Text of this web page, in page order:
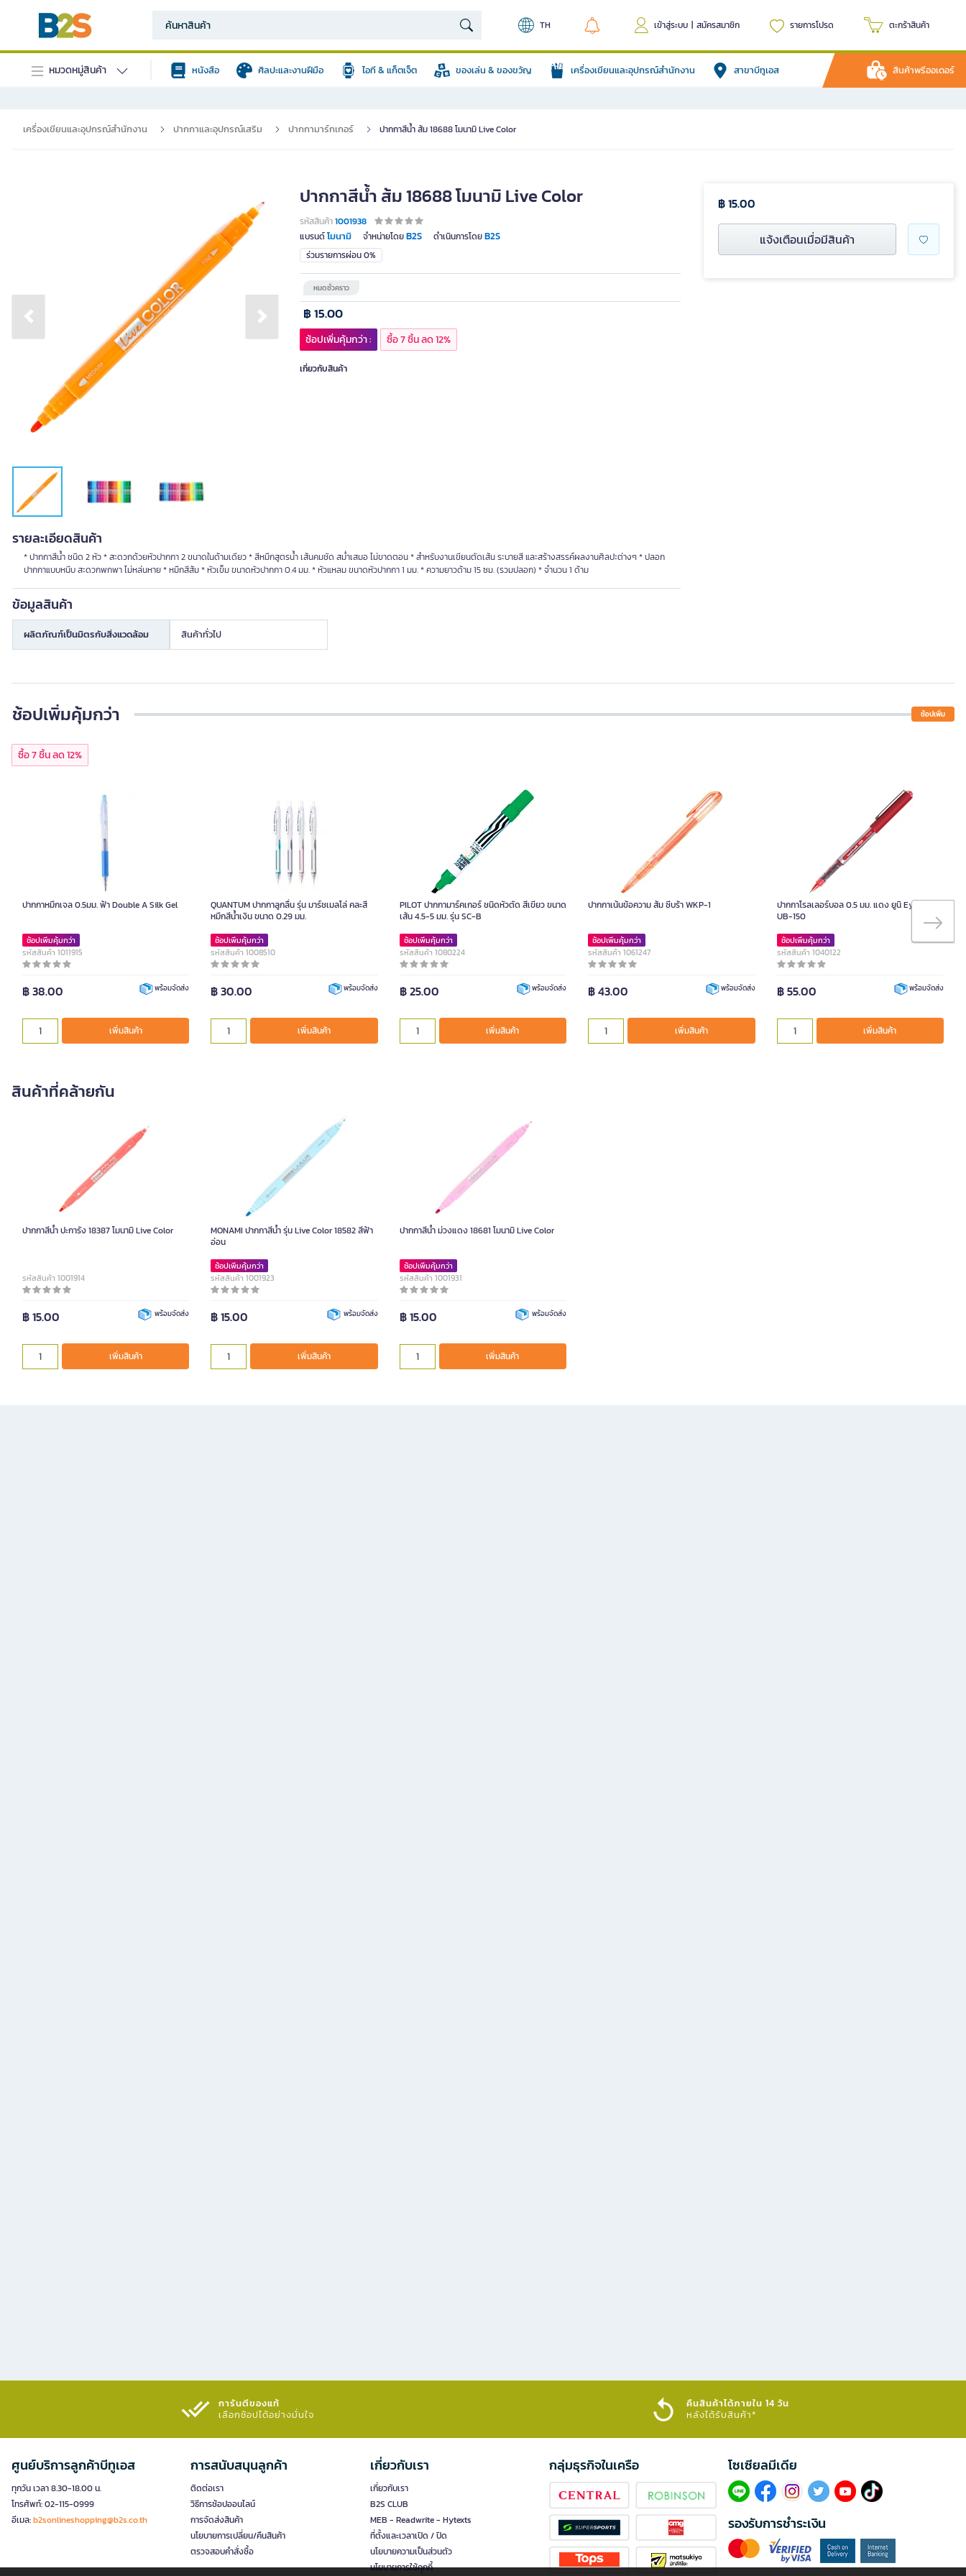
TH เข้าสู่ระบบ | สมัครสมาชิก รายการโปรด ตะกร้าสินค้า
หมวดหมู่สินค้า หนังสือ ศิลปะและงานฝีมือ ไอที & แก็ตเจ็ต ของเล่น & ของขวัญ เครื่องเขียนและอุปกรณ์สำนักงาน สาขาบีทูเอส สินค้าพรีออเดอร์
เครื่องเขียนและอุปกรณ์สำนักงาน ปากกาและอุปกรณ์เสริม ปากกามาร์กเกอร์ ปากกาสีน้ำ ส้ม 18688 โมนามิ Live Color
Previous slide Next slide
ปากกาสีน้ำ ส้ม 18688 โมนามิ Live Color
รหัสสินค้า1001938
แบรนด์โมนามิ จำหน่ายโดยB2S ดำเนินการโดยB2S
ร่วมรายการผ่อน 0%
หมดชั่วคราว
฿ 15.00
ช้อปเพิ่มคุ้มกว่า : ซื้อ 7 ชิ้น ลด 12%
เกี่ยวกับสินค้า
รายละเอียดสินค้า
* ปากกาสีน้ำ ชนิด 2 หัว * สะดวกด้วยหัวปากกา 2 ขนาดในด้ามเดียว * สีหมึกสูตรน้ำ เส้นคมชัด สม่ำเสมอ ไม่ขาดตอน * สำหรับงานเขียนตัดเส้น ระบายสี และสร้างสรรค์ผลงานศิลปะต่างๆ * ปลอก
ปากกาแบบหนีบ สะดวกพกพา ไม่หล่นหาย * หมึกสีส้ม * หัวเข็ม ขนาดหัวปากกา 0.4 มม. * หัวแหลม ขนาดหัวปากกา 1 มม. * ความยาวด้าม 15 ซม. (รวมปลอก) * จำนวน 1 ด้าม
ข้อมูลสินค้า
ผลิตภัณฑ์เป็นมิตรกับสิ่งแวดล้อม สินค้าทั่วไป
฿ 15.00
แจ้งเตือนเมื่อมีสินค้า
ช้อปเพิ่มคุ้มกว่า ช้อปเพิ่ม
ซื้อ 7 ชิ้น ลด 12%
ปากกาหมึกเจล 0.5มม. ฟ้า Double A Silk Gel
ช้อปเพิ่มคุ้มกว่า
รหัสสินค้า 1011915
฿ 38.00 พร้อมจัดส่ง
เพิ่มสินค้า
QUANTUM ปากกาลูกลื่น รุ่น มาร์ชเมลโล่ คละสี
หมึกสีน้ำเงิน ขนาด 0.29 มม.
ช้อปเพิ่มคุ้มกว่า
รหัสสินค้า 1008510
฿ 30.00 พร้อมจัดส่ง
เพิ่มสินค้า
PILOT ปากกามาร์คเกอร์ ชนิดหัวตัด สีเขียว ขนาด
เส้น 4.5-5 มม. รุ่น SC-B
ช้อปเพิ่มคุ้มกว่า
รหัสสินค้า 1080224
฿ 25.00 พร้อมจัดส่ง
เพิ่มสินค้า
ปากกาเน้นข้อความ ส้ม ซีบร้า WKP-1
ช้อปเพิ่มคุ้มกว่า
รหัสสินค้า 1061247
฿ 43.00 พร้อมจัดส่ง
เพิ่มสินค้า
ปากกาโรลเลอร์บอล 0.5 มม. แดง ยูนิ Eye Micro
UB-150
ช้อปเพิ่มคุ้มกว่า
รหัสสินค้า 1040122
฿ 55.00 พร้อมจัดส่ง
เพิ่มสินค้า
สินค้าที่คล้ายกัน
ปากกาสีน้ำ ปะการัง 18387 โมนามิ Live Color
รหัสสินค้า 1001914
฿ 15.00 พร้อมจัดส่ง
เพิ่มสินค้า
MONAMI ปากกาสีน้ำ รุ่น Live Color 18582 สีฟ้า
อ่อน
ช้อปเพิ่มคุ้มกว่า
รหัสสินค้า 1001923
฿ 15.00 พร้อมจัดส่ง
เพิ่มสินค้า
ปากกาสีน้ำ ม่วงแดง 18681 โมนามิ Live Color
ช้อปเพิ่มคุ้มกว่า
รหัสสินค้า 1001931
฿ 15.00 พร้อมจัดส่ง
เพิ่มสินค้า
การันตีของแท้
เลือกช้อปได้อย่างมั่นใจ​
คืนสินค้าได้ภายใน 14 วัน
หลังได้รับสินค้า*
ศูนย์บริการลูกค้าบีทูเอส
ทุกวัน เวลา 8.30-18.00 น.
โทรศัพท์: 02-115-0999
อีเมล:b2sonlineshopping@b2s.co.th
การสนับสนุนลูกค้า
ติดต่อเรา
วิธีการช้อปออนไลน์
การจัดส่งสินค้า
นโยบายการเปลี่ยน/คืนสินค้า
ตรวจสอบคำสั่งซื้อ
เกี่ยวกับเรา
เกี่ยวกับเรา
B2S CLUB
MEB - Readwrite - Hytexts
ที่ตั้งและเวลาเปิด / ปิด
นโยบายความเป็นส่วนตัว
นโยบายการใช้คุกกี้
กลุ่มธุรกิจในเครือ โซเซียลมีเดีย​
รองรับการชำระเงิน